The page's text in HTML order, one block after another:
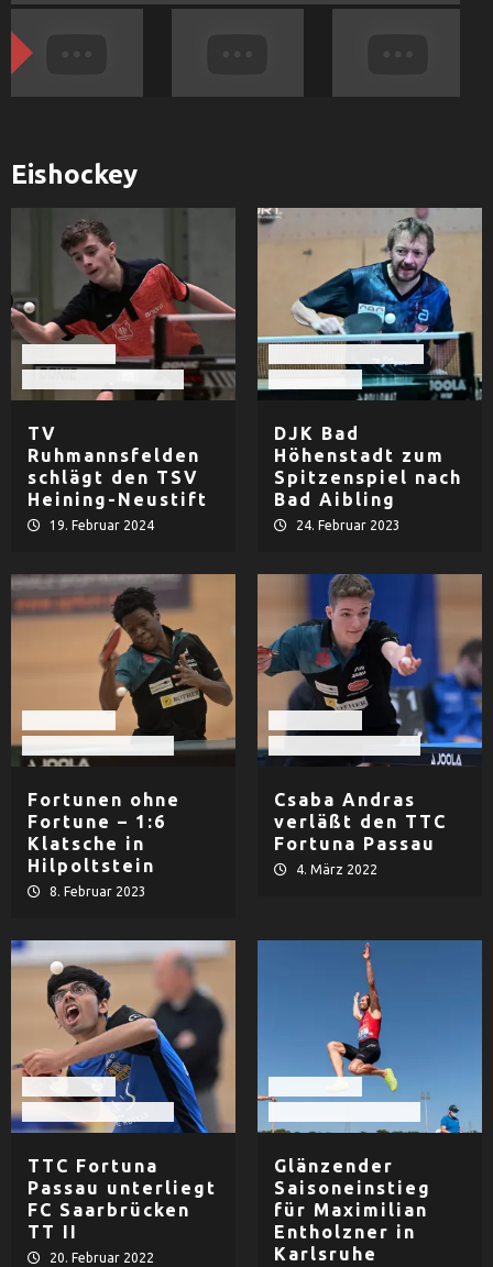
Eishockey
TV
Ruhmannsfelden
schlägt den TSV
Heining-Neustift
19. Februar 2024
DJK Bad
Höhenstadt zum
Spitzenspiel nach
Bad Aibling
24. Februar 2023
Fortunen ohne
Fortune – 1:6
Klatsche in
Hilpoltstein
8. Februar 2023
Csaba Andras
verläßt den TTC
Fortuna Passau
4. März 2022
TTC Fortuna
Passau unterliegt
FC Saarbrücken
TT II
20. Februar 2022
Glänzender
Saisoneinstieg
für Maximilian
Entholzner in
Karlsruhe